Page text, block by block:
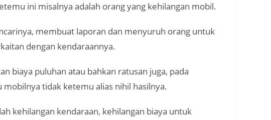
ini misalnya adalah orang yang kehilangan mobil.
membuat laporan dan menyuruh orang untuk
dengan kendaraannya.
biaya puluhan atau bahkan ratusan juga, pada
tidak ketemu alias nihil hasilnya.
kehilangan kendaraan, kehilangan biaya untuk